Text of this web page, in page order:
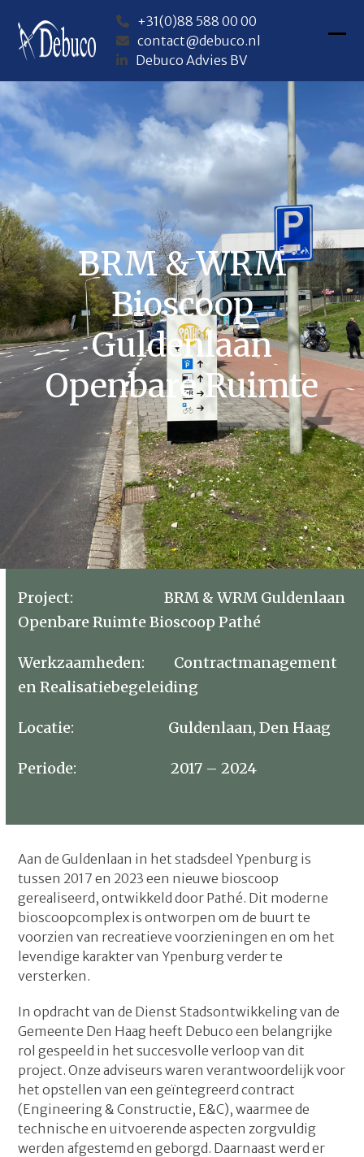
content
+31(0)88 588 00 00
contact@debuco.nl
Debuco Advies BV
BRM & WRM
Bioscoop
Guldenlaan
Openbare Ruimte
Project: BRM & WRM Guldenlaan
Openbare Ruimte Bioscoop Pathé
Werkzaamheden: Contractmanagement
en Realisatiebegeleiding
Locatie: Guldenlaan, Den Haag
Periode: 2017 – 2024
Aan de Guldenlaan in het stadsdeel Ypenburg is
tussen 2017 en 2023 een nieuwe bioscoop
gerealiseerd, ontwikkeld door Pathé. Dit moderne
bioscoopcomplex is ontworpen om de buurt te
voorzien van recreatieve voorzieningen en om het
levendige karakter van Ypenburg verder te
versterken.
In opdracht van de Dienst Stadsontwikkeling van de
Gemeente Den Haag heeft Debuco een belangrijke
rol gespeeld in het succesvolle verloop van dit
project. Onze adviseurs waren verantwoordelijk voor
het opstellen van een geïntegreerd contract
(Engineering & Constructie, E&C), waarmee de
technische en uitvoerende aspecten zorgvuldig
werden afgestemd en geborgd. Daarnaast werd er